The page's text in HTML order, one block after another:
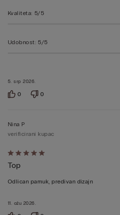
5. srp 2026.
Kvaliteta: 5/5
Udobnost: 5/5
0 0
Dali
ste
ocjenu
od
11. ožu 2026.
Nina P
verificirani kupac
Top
Odlican pamuk, predivan dizajn